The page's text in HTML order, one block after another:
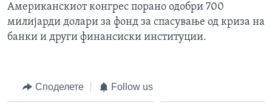
Американскиот конгрес порано одобри 700
милијарди долари за фонд за спасување од криза на
банки и други финансиски институции.
Споделете Follow us